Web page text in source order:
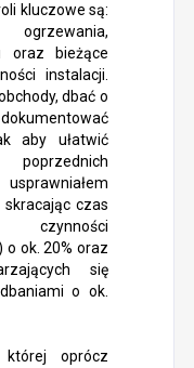
kluczowe są:
oraz bieżące
instalacji.
dbać o
aby ułatwić
skracając czas
ok. 20% oraz
się
o ok.
oprócz